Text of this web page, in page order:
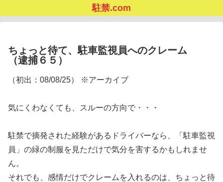
駐禁.com
ちょっと待て、駐車監視員へのクレーム
（逮捕６５）
（初出：08/08/25） ※アーカイブ
気にくわなくても、スルーの方向で・・・
駐禁で摘発された経験があるドライバーなら、「駐車監視
員」の緑の制服を見ただけで気分を害するかもしれませ
ん。
それでも、感情だけでクレームを入れるのは、ちょっと待